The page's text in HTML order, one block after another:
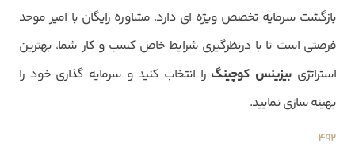
بازگشت سرمایه تخصص ویژه ای دارد. مشاوره رایگان با امیر موحد
فرصتی است تا با درنظرگیری شرایط خاص کسب و کار شما، بهترین
استراتژی بیزینس کوچینگ را انتخاب کنید و سرمایه گذاری خود را
بهینه سازی نمایید.
492